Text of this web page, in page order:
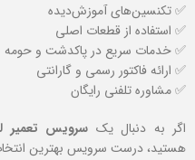
✅ تکنسین‌های آموزش‌دیده
✅ استفاده از قطعات اصلی
✅ خدمات سریع در پاکدشت و حومه
✅ ارائه فاکتور رسمی و گارانتی
✅ مشاوره تلفنی رایگان
اگر به دنبال یک سرویس تعمیر
هستید، درست سرویس بهترین